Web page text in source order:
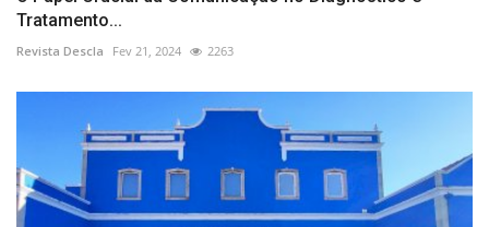
Tratamento...
Revista Descla Fev 21, 2024 2263